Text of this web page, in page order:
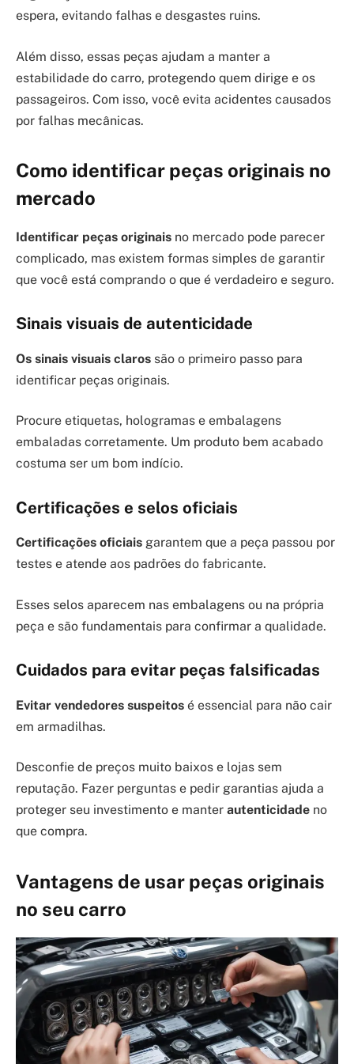
espera, evitando falhas e desgastes ruins.
Além disso, essas peças ajudam a manter a
estabilidade do carro, protegendo quem dirige e os
passageiros. Com isso, você evita acidentes causados
por falhas mecânicas.
Como identificar peças originais no
mercado
Identificar peças originais no mercado pode parecer
complicado, mas existem formas simples de garantir
que você está comprando o que é verdadeiro e seguro.
Sinais visuais de autenticidade
Os sinais visuais claros são o primeiro passo para
identificar peças originais.
Procure etiquetas, hologramas e embalagens
embaladas corretamente. Um produto bem acabado
costuma ser um bom indício.
Certificações e selos oficiais
Certificações oficiais garantem que a peça passou por
testes e atende aos padrões do fabricante.
Esses selos aparecem nas embalagens ou na própria
peça e são fundamentais para confirmar a qualidade.
Cuidados para evitar peças falsificadas
Evitar vendedores suspeitos é essencial para não cair
em armadilhas.
Desconfie de preços muito baixos e lojas sem
reputação. Fazer perguntas e pedir garantias ajuda a
proteger seu investimento e manter autenticidade no
que compra.
Vantagens de usar peças originais
no seu carro